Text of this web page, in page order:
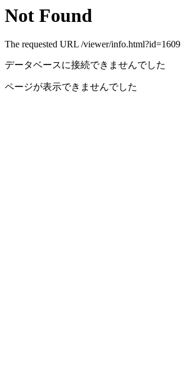
Not Found
The requested URL /viewer/info.html?id=1609
データベースに接続できませんでした
ページが表示できませんでした